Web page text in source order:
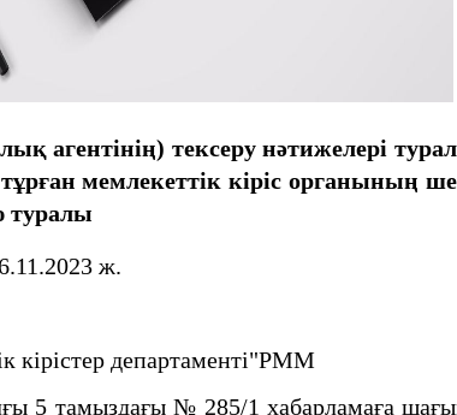
агентінің) тексеру нәтижелері
мемлекеттік кіріс органының
туралы
ж.
кірістер департаменті"РММ
5 тамыздағы № 285/1 хабарламаға